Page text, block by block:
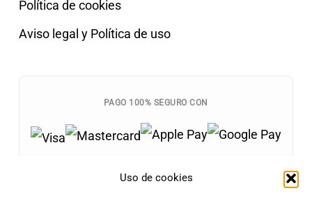
Uso de cookies
Política de cookies
Aviso legal y Política de uso
PAGO 100% SEGURO CON